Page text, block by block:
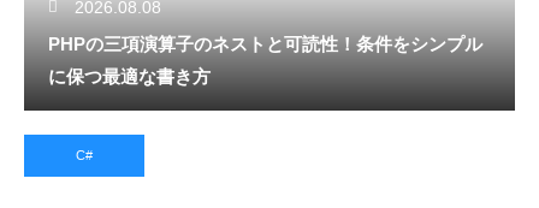
2026.08.08
PHPの三項演算子のネストと可読性！条件をシンプル
に保つ最適な書き方
C#